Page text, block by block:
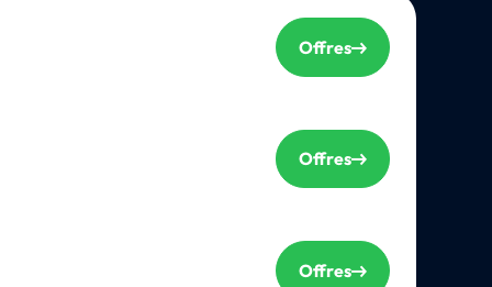
Offres
Offres
Offres